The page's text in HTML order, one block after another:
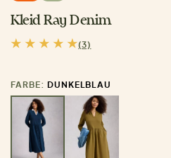
Kleid Ray Denim
(3)
FARBE: DUNKELBLAU